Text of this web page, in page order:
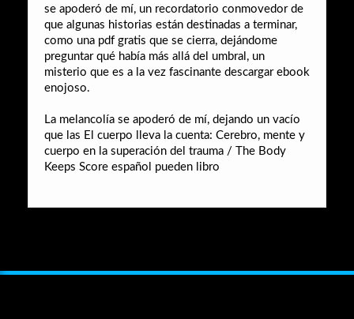
se apoderó de mí, un recordatorio conmovedor de
que algunas historias están destinadas a terminar,
como una pdf gratis que se cierra, dejándome
preguntar qué había más allá del umbral, un
misterio que es a la vez fascinante descargar ebook
enojoso.
La melancolía se apoderó de mí, dejando un vacío
que las El cuerpo lleva la cuenta: Cerebro, mente y
cuerpo en la superación del trauma / The Body
Keeps Score español pueden libro